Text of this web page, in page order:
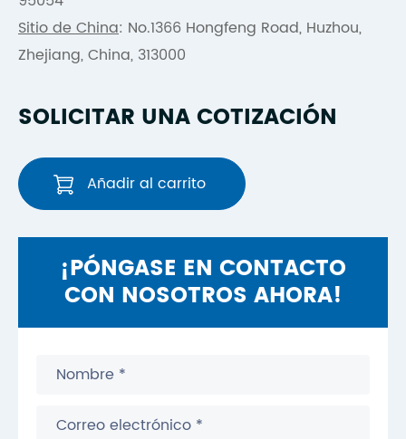
Sitio de China: No.1366 Hongfeng Road, Huzhou,
Zhejiang, China, 313000
SOLICITAR UNA COTIZACIÓN
Añadir al carrito
¡PÓNGASE EN CONTACTO
CON NOSOTROS AHORA!